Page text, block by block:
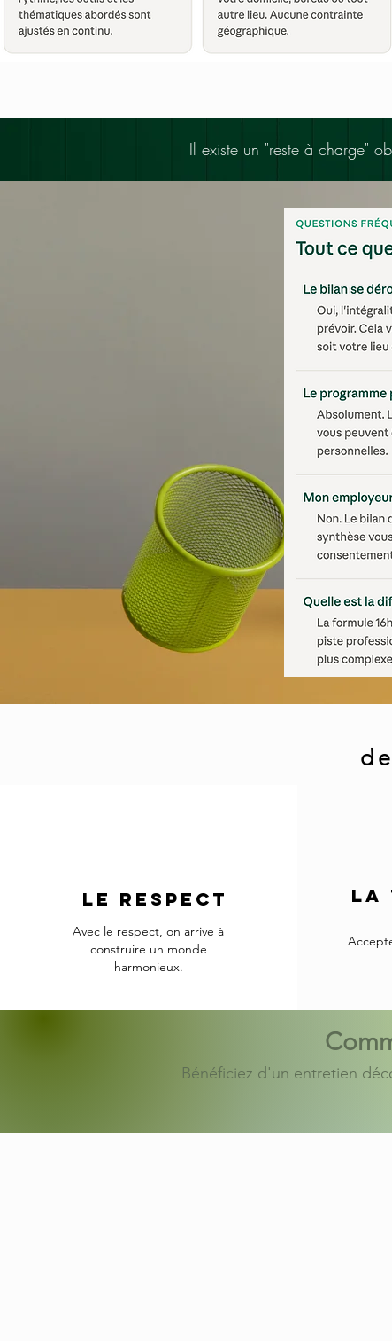
Il existe un "reste à charge"
LE RESPECT
Avec le respect, on arrive à
construire un monde
harmonieux.
LA
Bénéficiez d'un entretien